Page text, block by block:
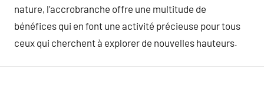
nature, l’accrobranche offre une multitude de
bénéfices qui en font une activité précieuse pour tous
ceux qui cherchent à explorer de nouvelles hauteurs.